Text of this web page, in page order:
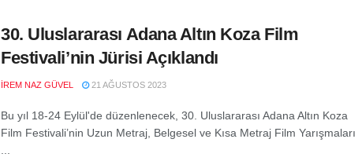
30. Uluslararası Adana Altın Koza Film
Festivali’nin Jürisi Açıklandı
İREM NAZ GÜVEL 21 AĞUSTOS 2023
Bu yıl 18-24 Eylül'de düzenlenecek, 30. Uluslararası Adana Altın Koza
Film Festivali’nin Uzun Metraj, Belgesel ve Kısa Metraj Film Yarışmaları